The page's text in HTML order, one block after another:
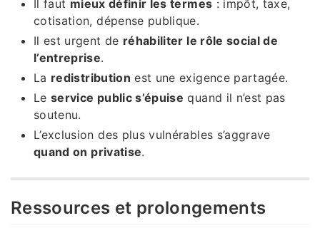
Il faut mieux définir les termes : impôt, taxe,
cotisation, dépense publique.
Il est urgent de réhabiliter le rôle social de
l’entreprise.
La redistribution est une exigence partagée.
Leservice public s’épuise quand il n’est pas
soutenu.
L’exclusion des plus vulnérables s’aggrave
quand on privatise.
Ressources et prolongements